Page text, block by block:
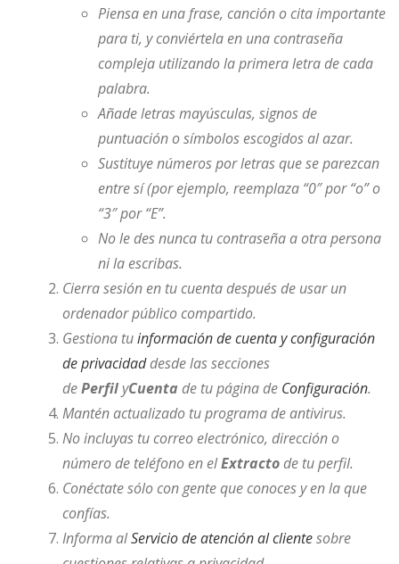
Piensa en una frase, canción o cita importante
para ti, y conviértela en una contraseña
compleja utilizando la primera letra de cada
palabra.
Añade letras mayúsculas, signos de
puntuación o símbolos escogidos al azar.
Sustituye números por letras que se parezcan
entre sí (por ejemplo, reemplaza “0″ por “o” o
“3″ por “E”.
No le des nunca tu contraseña a otra persona
ni la escribas.
Cierra sesión en tu cuenta después de usar un
ordenador público compartido.
Gestiona tuinformación de cuenta y configuración
de privacidaddesde las secciones
dePerfilyCuenta de tu página de Configuración.
Mantén actualizado tu programa de antivirus.
No incluyas tu correo electrónico, dirección o
número de teléfono en elExtractode tu perfil.
Conéctate sólo con gente que conoces y en la que
confías.
Informa alServicio de atención al clientesobre